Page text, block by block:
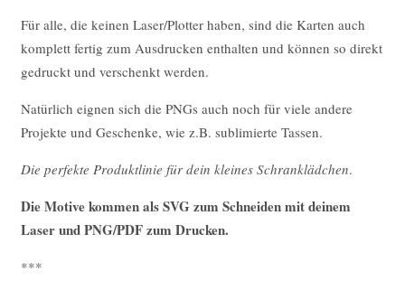
Für alle, die keinen Laser/Plotter haben, sind die Karten auch
komplett fertig zum Ausdrucken enthalten und können so direkt
gedruckt und verschenkt werden.
Natürlich eignen sich die PNGs auch noch für viele andere
Projekte und Geschenke, wie z.B. sublimierte Tassen.
Die perfekte Produktlinie für dein kleines Schranklädchen.
Die Motive kommen als SVG zum Schneiden mit deinem
Laser und PNG/PDF zum Drucken.
***